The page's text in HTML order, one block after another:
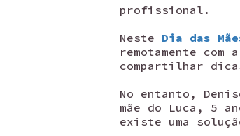
profissional.
Neste Dia das
remotamente
compartilhar
No entanto,
mãe do Luca, 5
existe uma